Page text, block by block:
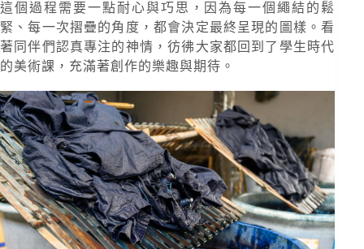
這個過程需要一點耐心與巧思，因為每一個繩結的鬆
緊、每一次摺疊的角度，都會決定最終呈現的圖樣。看
著同伴們認真專注的神情，彷彿大家都回到了學生時代
的美術課，充滿著創作的樂趣與期待。